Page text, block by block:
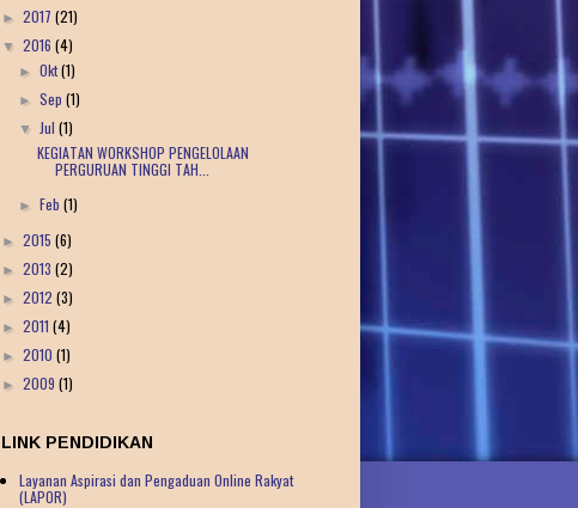
► 2017 (21)
▼ 2016 (4)
►Okt(1)
►Sep(1)
▼Jul(1)
KEGIATAN WORKSHOP PENGELOLAAN
PERGURUAN TINGGI TAH...
► Feb(1)
► 2015 (6)
► 2013 (2)
► 2012 (3)
► 2011 (4)
► 2010 (1)
► 2009 (1)
LINK PENDIDIKAN
Layanan Aspirasi dan Pengaduan Online Rakyat
(LAPOR)